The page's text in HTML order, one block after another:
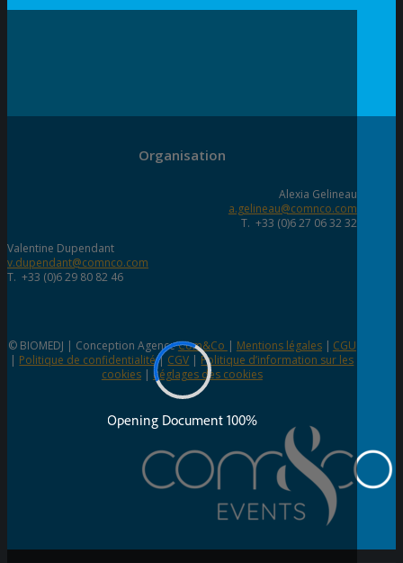
Organisation
Alexia Gelineau
a.gelineau@comnco.com
T. +33 (0)6 27 06 32 32
Valentine Dupendant
v.dupendant@comnco.com
T. +33 (0)6 29 80 82 46
© BIOMEDJ | Conception AgenceCom&Co | Mentions légales| CGU
| Politique de confidentialité| CGV | Politique d’information sur les
cookies| Réglages des cookies